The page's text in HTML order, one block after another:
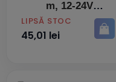
m, 12-24V
PRET
LIPSĂ STOC
45,01 lei